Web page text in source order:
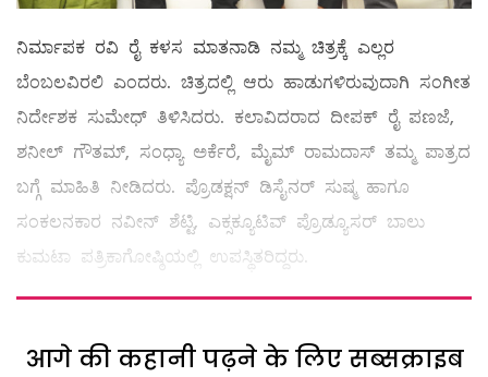
ನಿರ್ಮಾಪಕ ರವಿ ರೈ ಕಳಸ ಮಾತನಾಡಿ ನಮ್ಮ ಚಿತ್ರಕ್ಕೆ ಎಲ್ಲರ
ಬೆಂಬಲವಿರಲಿ ಎಂದರು. ಚಿತ್ರದಲ್ಲಿ ಆರು ಹಾಡುಗಳಿರುವುದಾಗಿ ಸಂಗೀತ
ನಿರ್ದೇಶಕ ಸುಮೇಧ್ ತಿಳಿಸಿದರು. ಕಲಾವಿದರಾದ ದೀಪಕ್ ರೈ ಪಣಜೆ,
ಶನೀಲ್ ಗೌತಮ್, ಸಂಧ್ಯಾ ಅರ್ಕೆರೆ, ಮೈಮ್ ರಾಮದಾಸ್ ತಮ್ಮ ಪಾತ್ರದ
ಬಗ್ಗೆ ಮಾಹಿತಿ ನೀಡಿದರು. ಪ್ರೊಡಕ್ಷನ್ ಡಿಸೈನರ್ ಸುಷ್ಮ ಹಾಗೂ
ಸಂಕಲನಕಾರ ನವೀನ್ ಶೆಟ್ಟಿ, ಎಕ್ಸಕ್ಯೂಟಿವ್ ಪ್ರೊಡ್ಯೂಸರ್ ಬಾಲು
ಕುಮಟಾ ಪತ್ರಿಕಾಗೋಷ್ಠಿಯಲ್ಲಿ ಉಪಸ್ಥಿತರಿದ್ದರು.
आगे की कहानी पढ़ने के लिए सब्सक्राइब